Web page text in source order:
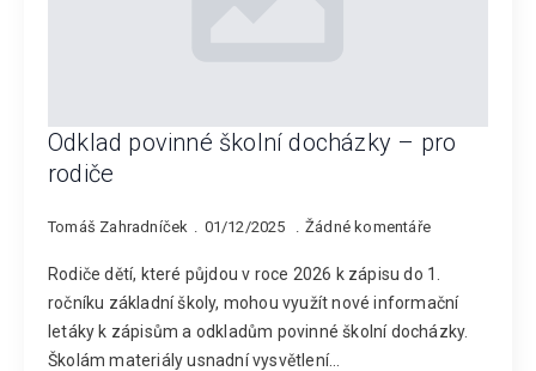
Odklad povinné školní docházky – pro
rodiče
Tomáš Zahradníček 01/12/2025 Žádné komentáře
Rodiče dětí, které půjdou v roce 2026 k zápisu do 1.
ročníku základní školy, mohou využít nové informační
letáky k zápisům a odkladům povinné školní docházky.
Školám materiály usnadní vysvětlení…